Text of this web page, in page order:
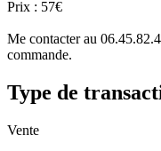
Prix : 57€
Me contacter au
commande.
Type de
Vente